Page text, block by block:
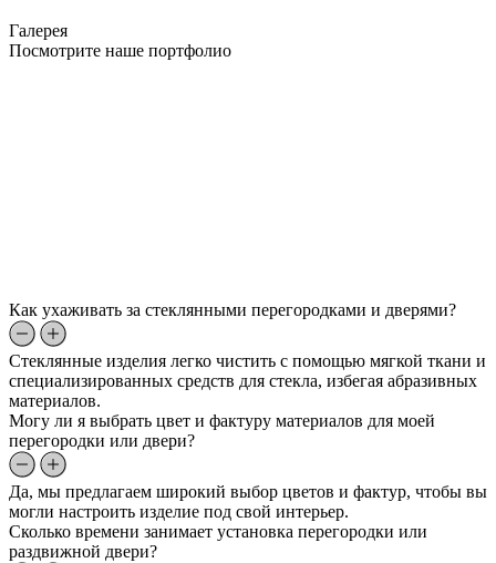
Галерея
Посмотрите наше портфолио
Как ухаживать за стеклянными перегородками и дверями?
Стеклянные изделия легко чистить с помощью мягкой ткани и
специализированных средств для стекла, избегая абразивных
материалов.
Могу ли я выбрать цвет и фактуру материалов для моей
перегородки или двери?
Да, мы предлагаем широкий выбор цветов и фактур, чтобы вы
могли настроить изделие под свой интерьер.
Сколько времени занимает установка перегородки или
раздвижной двери?